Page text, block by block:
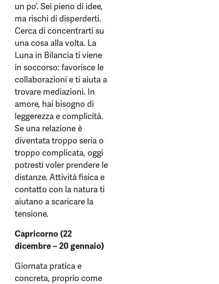
un po’. Sei pieno di idee,
ma rischi di disperderti.
Cerca di concentrarti su
una cosa alla volta. La
Luna in Bilancia ti viene
in soccorso: favorisce le
collaborazioni e ti aiuta a
trovare mediazioni. In
amore, hai bisogno di
leggerezza e complicità.
Se una relazione è
diventata troppo seria o
troppo complicata, oggi
potresti voler prendere le
distanze. Attività fisica e
contatto con la natura ti
aiutano a scaricare la
tensione.
Capricorno (22
dicembre – 20 gennaio)
Giornata pratica e
concreta, proprio come